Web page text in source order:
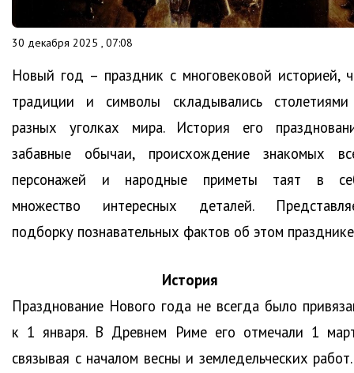
30 декабря 2025 , 07:08
Новый год – праздник с многовековой историей,
традиции и символы складывались
разных уголках мира. История его
забавные обычаи, происхождение знакомых
персонажей и народные приметы таят в
множество интересных деталей.
подборку познавательных фактов об этом
История
Празднование Нового года не всегда было
к 1 января. В Древнем Риме его отмечали 1
связывая с началом весны и земледельческих